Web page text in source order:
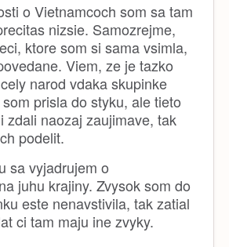
o Vietnamcoch som sa tam
nizsie. Samozrejme,
ktore som si sama vsimla,
Viem, ze je tazko
narod vdaka skupinke
prisla do styku, ale tieto
zdali naozaj zaujimave, tak
podelit.
sa vyjadrujem o
juhu krajiny. Zvysok som do
este nenavstivila, tak zatial
ci tam maju ine zvyky.